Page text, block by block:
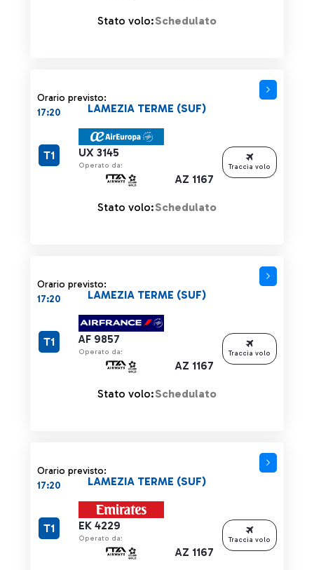
Stato volo:Schedulato
Orario previsto:
17:20
UX 3145
Operato da:
AZ 1167
LAMEZIA TERME (SUF)
T1
Stato volo:Schedulato
Traccia volo
Orario previsto:
17:20
AF 9857
Operato da:
AZ 1167
LAMEZIA TERME (SUF)
T1
Stato volo:Schedulato
Traccia volo
Orario previsto:
17:20
EK 4229
Operato da:
AZ 1167
LAMEZIA TERME (SUF)
T1
Traccia volo